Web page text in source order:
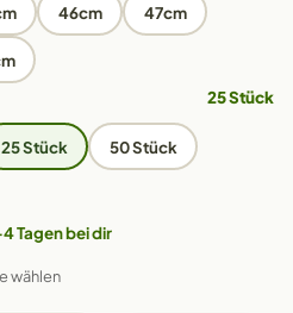
46cm 47cm
25 Stück
25 Stück 50 Stück
Tagen bei dir
wählen